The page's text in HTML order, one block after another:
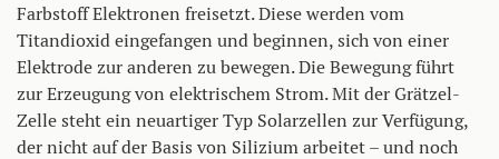
Farbstoff Elektronen freisetzt. Diese werden vom
Titandioxid eingefangen und beginnen, sich von einer
Elektrode zur anderen zu bewegen. Die Bewegung führt
zur Erzeugung von elektrischem Strom. Mit der Grätzel-
Zelle steht ein neuartiger Typ Solarzellen zur Verfügung,
der nicht auf der Basis von Silizium arbeitet – und noch